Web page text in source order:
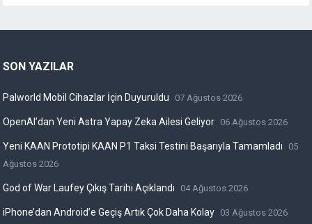
SON YAZILAR
Palworld Mobil Cihazlar İçin Duyuruldu 07 Ağustos 2026
OpenAI’dan Yeni Astra Yapay Zeka Ailesi Geliyor 06 Ağustos 2026
Yeni KAAN Prototipi KAAN P1 Taksi Testini Başarıyla Tamamladı
05
Ağustos 2026
God of War Laufey Çıkış Tarihi Açıklandı 04 Ağustos 2026
iPhone’dan Android’e Geçiş Artık Çok Daha Kolay 03 Ağustos 2026